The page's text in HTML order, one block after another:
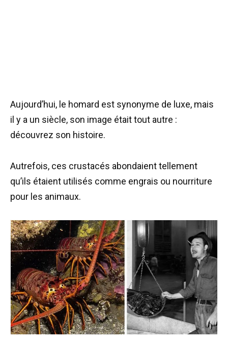
Aujourd’hui, le homard est synonyme de luxe, mais
il y a un siècle, son image était tout autre :
découvrez son histoire.
Autrefois, ces crustacés abondaient tellement
qu’ils étaient utilisés comme engrais ou nourriture
pour les animaux.